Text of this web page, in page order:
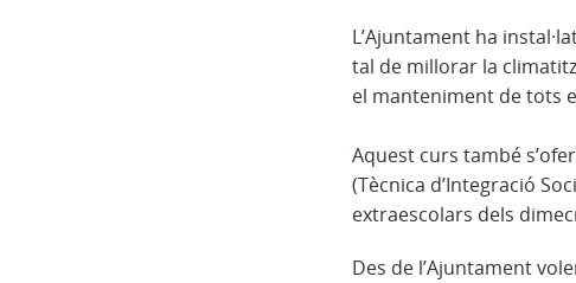
L’Ajuntament ha
tal de millorar la
el manteniment de tots
Aquest curs també
(Tècnica d’Integració
extraescolars dels
Des de l’Ajuntament